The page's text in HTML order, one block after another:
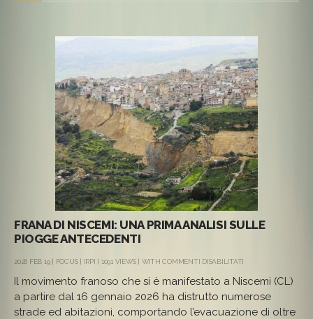
FRANA DI NISCEMI: UNA PRIMA ANALISI SULLE
PIOGGE ANTECEDENTI
2026 FEB 19 | FOCUS| IRPI | 1091 VIEWS | WITHCOMMENTI DISABILITATI
DI
UNA
PRIMA
Il movimento franoso che si è manifestato a Niscemi (CL)
a partire dal 16 gennaio 2026 ha distrutto numerose
strade ed abitazioni, comportando l’evacuazione di oltre